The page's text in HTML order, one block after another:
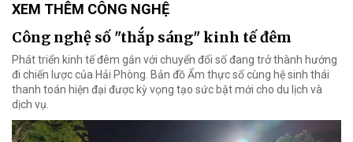
XEM THÊM CÔNG NGHỆ
Công nghệ số "thắp sáng" kinh tế đêm
Phát triển kinh tế đêm gắn với chuyển đổi số đang trở thành hướng
đi chiến lược của Hải Phòng. Bản đồ Ẩm thực số cùng hệ sinh thái
thanh toán hiện đại được kỳ vọng tạo sức bật mới cho du lịch và
dịch vụ.